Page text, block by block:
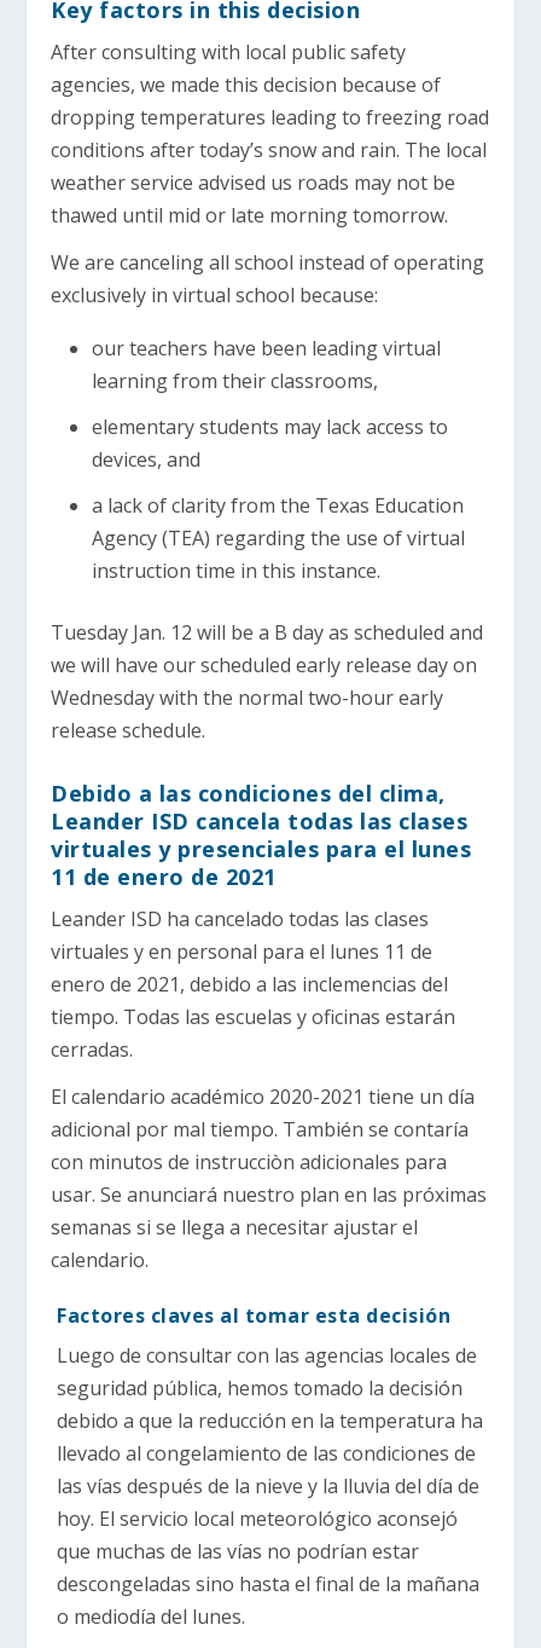
Key factors in this decision
After consulting with local public safety
agencies, we made this decision because of
dropping temperatures leading to freezing road
conditions after today’s snow and rain. The local
weather service advised us roads may not be
thawed until mid or late morning tomorrow.
We are canceling all school instead of operating
exclusively in virtual school because:
our teachers have been leading virtual
learning from their classrooms,
elementary students may lack access to
devices, and
a lack of clarity from the Texas Education
Agency (TEA) regarding the use of virtual
instruction time in this instance.
Tuesday Jan. 12 will be a B day as scheduled and
we will have our scheduled early release day on
Wednesday with the normal two-hour early
release schedule.
Debido a las condiciones del clima,
Leander ISD cancela todas las clases
virtuales y presenciales para el lunes
11 de enero de 2021
Leander ISD ha cancelado todas las clases
virtuales y en personal para el lunes 11 de
enero de 2021, debido a las inclemencias del
tiempo. Todas las escuelas y oficinas estarán
cerradas.
El calendario académico 2020-2021 tiene un día
adicional por mal tiempo. También se contaría
con minutos de instrucciòn adicionales para
usar. Se anunciará nuestro plan en las próximas
semanas si se llega a necesitar ajustar el
calendario.
Factores claves al tomar esta decisión
Luego de consultar con las agencias locales de
seguridad pública, hemos tomado la decisión
debido a que la reducción en la temperatura ha
llevado al congelamiento de las condiciones de
las vías después de la nieve y la lluvia del día de
hoy. El servicio local meteorológico aconsejó
que muchas de las vías no podrían estar
descongeladas sino hasta el final de la mañana
o mediodía del lunes.